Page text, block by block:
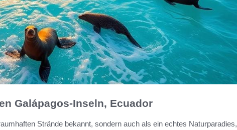
Galápagos-Inseln, Ecuador
Strände bekannt, sondern auch als ein echtes Naturparadies,